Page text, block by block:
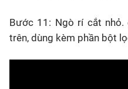
Bước 11: Ngò rí cắt
trên, dùng kèm phần bột